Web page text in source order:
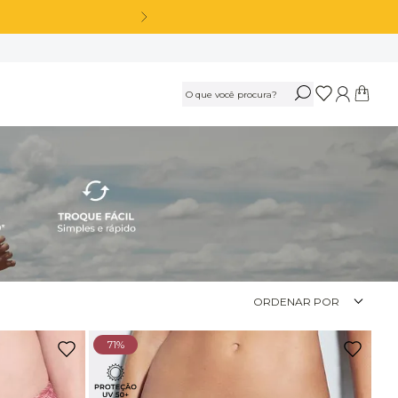
ORDENAR POR
71%
Calça Legging Cós Alto Sem Costura Azul Marinho Navy
Calça Legging Cós Alto Sem Costura Preto
189